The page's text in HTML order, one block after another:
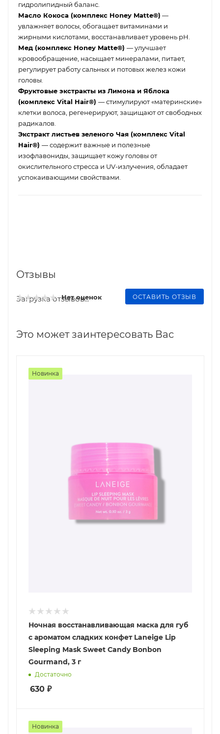
гидролипидный баланс.
Масло Кокоса (комплекс Honey Matte®) —
увлажняет волосы, обогащает витаминами и
жирными кислотами, восстанавливает уровень pH.
Мед (комплекс Honey Matte®) — улучшает
кровообращение, насыщает минералами, питает,
регулирует работу сальных и потовых желез кожи
головы.
Фруктовые экстракты из Лимона и Яблока
(комплекс Vital Hair®) — стимулируют «материнские»
клетки волоса, регенерируют, защищают от свободных
радикалов.
Экстракт листьев зеленого Чая (комплекс Vital
Hair®) — содержит важные и полезные
изофлавониды, защищает кожу головы от
окислительного стресса и UV-излучения, обладает
успокаивающими свойствами.
Отзывы
Нет оценок ОСТАВИТЬ ОТЗЫВ
Загрузка отзывов...
Это может заинтересовать Вас
Новинка
Ночная восстанавливающая маска для губ
с ароматом сладких конфет Laneige Lip
Sleeping Mask Sweet Candy Bonbon
Gourmand, 3 г
Достаточно
630 ₽
Новинка